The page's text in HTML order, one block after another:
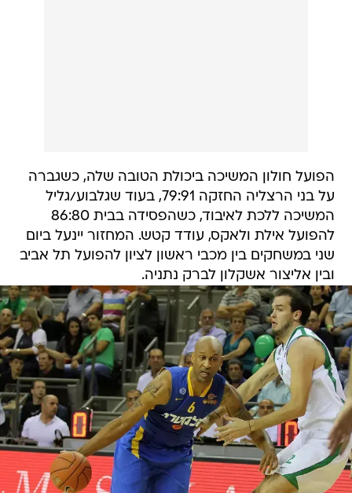
הפועל חולון המשיכה ביכולת הטובה שלה, כשגברה
על בני הרצליה החזקה 79:91, בעוד שגלבוע/גליל
המשיכה ללכת לאיבוד, כשהפסידה בבית 86:80
להפועל אילת ולאקס, עודד קטש. המחזור יינעל ביום
שני במשחקים בין מכבי ראשון לציון להפועל תל אביב
ובין אליצור אשקלון לברק נתניה.